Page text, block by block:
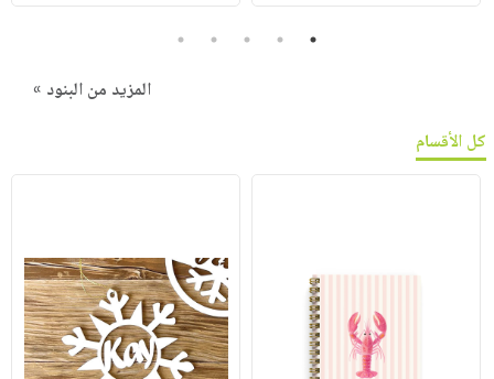
1
2
3
4
5
المزيد من البنود »
كل الأقسام